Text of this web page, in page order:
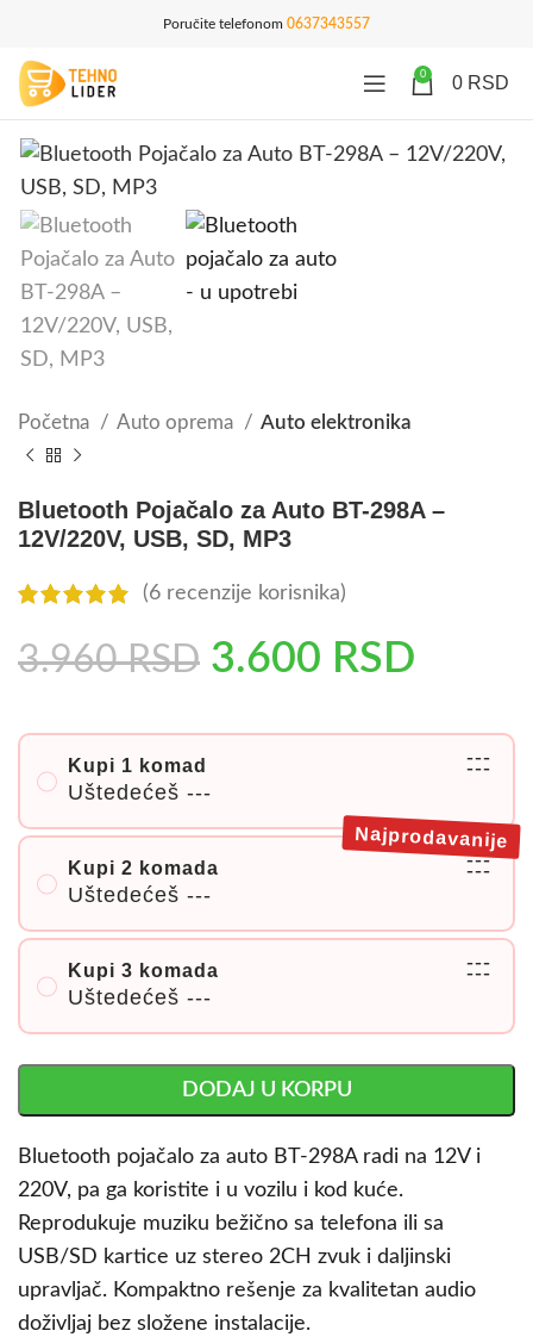
Poručite telefonom 0637343557
0 0 RSD
Početna Auto oprema Auto elektronika
Bluetooth Pojačalo za Auto BT-298A –
12V/220V, USB, SD, MP3
(6 recenzije korisnika)
3.960RSD 3.600 RSD
Kupi 1 komad
Uštedećeš ---
---
---
Kupi 2 komada
Uštedećeš ---
---
---
Najprodavanije
Kupi 3 komada
Uštedećeš ---
---
---
DODAJ U KORPU
Bluetooth pojačalo za auto BT-298A radi na 12V i
220V, pa ga koristite i u vozilu i kod kuće.
Reprodukuje muziku bežično sa telefona ili sa
USB/SD kartice uz stereo 2CH zvuk i daljinski
upravljač. Kompaktno rešenje za kvalitetan audio
doživljaj bez složene instalacije.